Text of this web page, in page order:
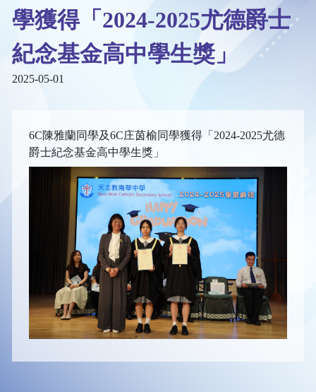
學獲得「2024-2025尤德爵士
紀念基金高中學生獎」
2025-05-01
6C陳雅蘭同學及6C庄茵榆同學獲得「2024-2025尤德
爵士紀念基金高中學生獎」